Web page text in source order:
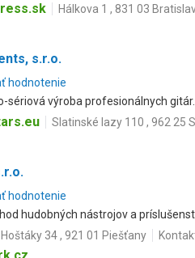
Hálkova 1 , 831 03
s.r.o.
hodnotenie
sériová výroba profesionálnych
Slatinské lazy 110 , 962 25
hodnotenie
hudobných nástrojov a
Hoštáky 34 , 921 01 Piešťany